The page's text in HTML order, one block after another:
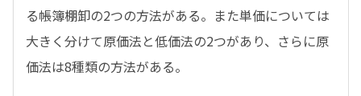
る帳簿棚卸の2つの方法がある。また単価については
大きく分けて原価法と低価法の2つがあり、さらに原
価法は8種類の方法がある。